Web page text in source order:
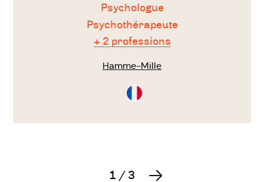
Psychologue
Psychothérapeute
+ 2 professions
Hamme-Mille
Consultation
en
1 / 3